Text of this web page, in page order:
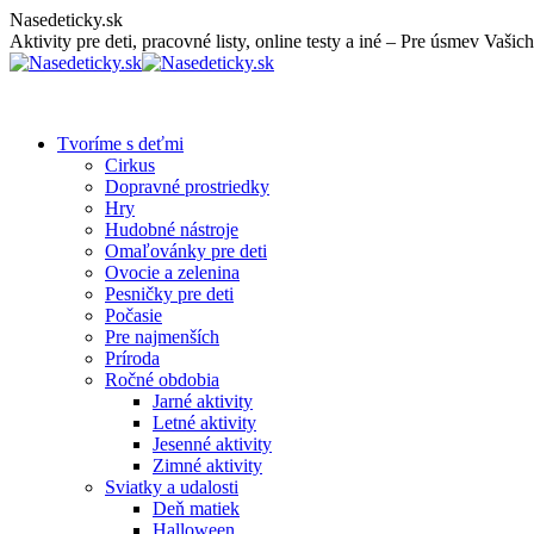
Skip
to
content
Nasedeticky.sk
Aktivity pre deti, pracovné listy, online testy a iné – Pre úsmev
Tvoríme s deťmi
Cirkus
Dopravné prostriedky
Hry
Hudobné nástroje
Omaľovánky pre deti
Ovocie a zelenina
Pesničky pre deti
Počasie
Pre najmenších
Príroda
Ročné obdobia
Jarné aktivity
Letné aktivity
Jesenné aktivity
Zimné aktivity
Sviatky a udalosti
Deň matiek
Halloween